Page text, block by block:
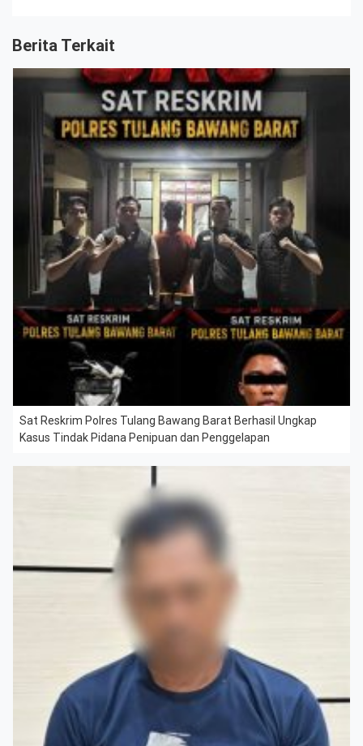
Berita Terkait
Sat Reskrim Polres Tulang Bawang Barat Berhasil Ungkap
Kasus Tindak Pidana Penipuan dan Penggelapan